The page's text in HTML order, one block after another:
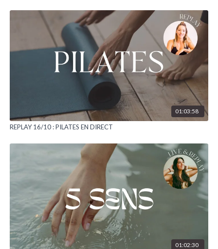
01:03:58
REPLAY 16/10 : PILATES EN DIRECT
01:02:30